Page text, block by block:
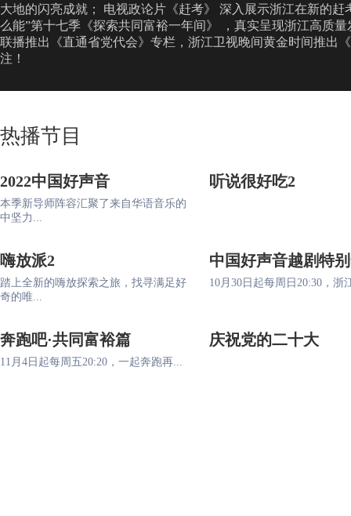
大地的闪亮成就； 电视政论片《赶考》 深入展示浙江在新的
么能”第十七季《探索共同富裕一年间》 ，真实呈现浙江高质
联播推出《直通省党代会》专栏，浙江卫视晚间黄金时间推出
注！
热播节目
2022中国好声音
本季新导师阵容汇聚了来自华语音乐的
中坚力...
听说很好吃2
嗨放派2
踏上全新的嗨放探索之旅，找寻满足好
奇的唯...
中国好声音越剧特
10月30日起每周日20:30，浙
奔跑吧·共同富裕篇
11月4日起每周五20:20，一起奔跑再...
庆祝党的二十大